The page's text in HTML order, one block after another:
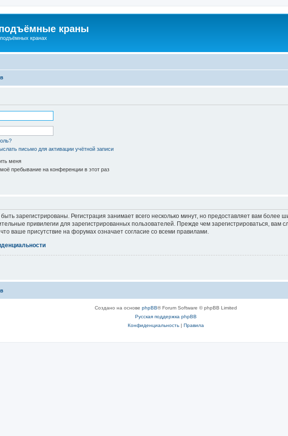
краны
кранах
письмо для активации учётной записи
меня
пребывание на конференции в этот раз
зарегистрированы. Регистрация занимает всего несколько минут, но предоставляет вам более
привилегии для зарегистрированных пользователей. Прежде чем зарегистрироваться, вам
ваше присутствие на форумах означает согласие со всеми правилами.
Создано на основе phpBB® Forum Software © phpBB Limited
Русская поддержка phpBB
Конфиденциальность| Правила